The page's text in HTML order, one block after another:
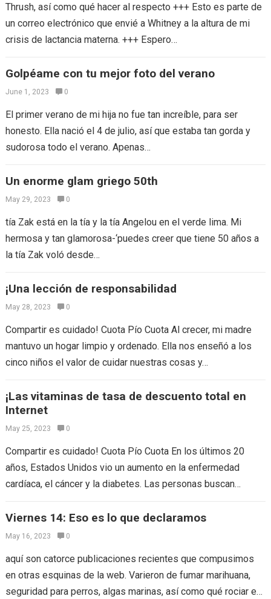
Thrush, así como qué hacer al respecto +++ Esto es parte de
un correo electrónico que envié a Whitney a la altura de mi
crisis de lactancia materna. +++ Espero…
Golpéame con tu mejor foto del verano
June 1, 2023 0
El primer verano de mi hija no fue tan increíble, para ser
honesto. Ella nació el 4 de julio, así que estaba tan gorda y
sudorosa todo el verano. Apenas…
Un enorme glam griego 50th
May 29, 2023 0
tía Zak está en la tía y la tía Angelou en el verde lima. Mi
hermosa y tan glamorosa-‘puedes creer que tiene 50 años a
la tía Zak voló desde…
¡Una lección de responsabilidad
May 28, 2023 0
Compartir es cuidado! Cuota Pío Cuota Al crecer, mi madre
mantuvo un hogar limpio y ordenado. Ella nos enseñó a los
cinco niños el valor de cuidar nuestras cosas y…
¡Las vitaminas de tasa de descuento total en
Internet
May 25, 2023 0
Compartir es cuidado! Cuota Pío Cuota En los últimos 20
años, Estados Unidos vio un aumento en la enfermedad
cardíaca, el cáncer y la diabetes. Las personas buscan
Viernes 14: Eso es lo que declaramos
May 16, 2023 0
aquí son catorce publicaciones recientes que compusimos
en otras esquinas de la web. Varieron de fumar marihuana,
seguridad para perros, algas marinas, así como qué rociar en